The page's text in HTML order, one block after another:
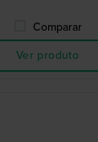
Comparar
Ver produto